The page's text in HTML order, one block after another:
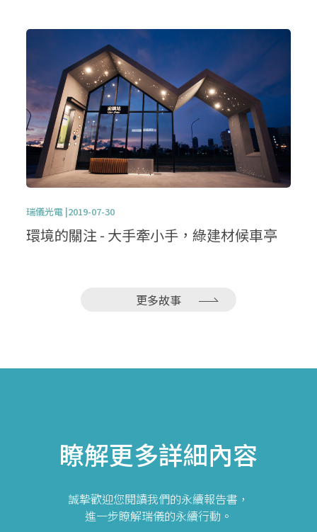
瑞儀光電 |2019-07-30
環境的關注 - 大手牽小手，綠建材候車亭
更多故事
瞭解更多詳細內容
誠摯歡迎您閱讀我們的永續報告書，
進一步瞭解瑞儀的永續行動。